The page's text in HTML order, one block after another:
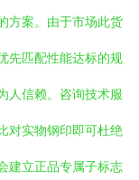
方案。由于市场此货
先匹配性能达标的规
人信赖。咨询技术服
对实物钢印即可杜绝
建立正品专属子标志